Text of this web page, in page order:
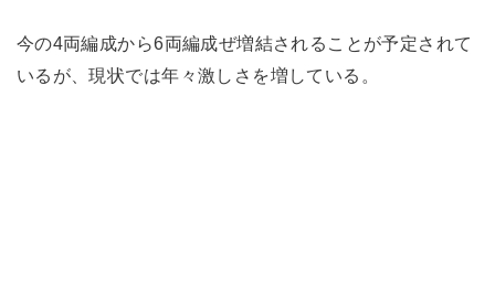
今の4両編成から6両編成ぜ増結されることが予定されて
いるが、現状では年々激しさを増している。